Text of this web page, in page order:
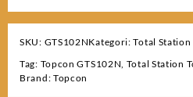
SKU: GTS102NKategori:Total Station
Tag: Topcon GTS102N, Total Station
Brand: Topcon